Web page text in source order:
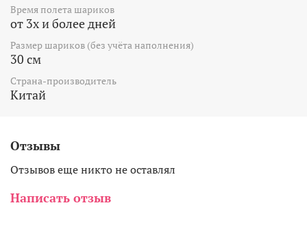
Время полета шариков
от 3х и более дней
Размер шариков (без учёта наполнения)
30 см
Страна-производитель
Китай
Отзывы
Отзывов еще никто не оставлял
Написать отзыв